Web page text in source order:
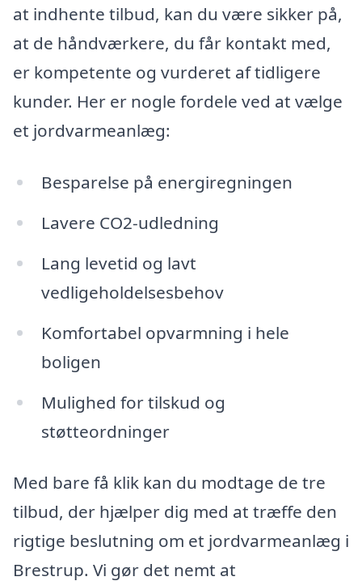
at indhente tilbud, kan du være sikker på,
at de håndværkere, du får kontakt med,
er kompetente og vurderet af tidligere
kunder. Her er nogle fordele ved at vælge
et jordvarmeanlæg:
Besparelse på energiregningen
Lavere CO2-udledning
Lang levetid og lavt
vedligeholdelsesbehov
Komfortabel opvarmning i hele
boligen
Mulighed for tilskud og
støtteordninger
Med bare få klik kan du modtage de tre
tilbud, der hjælper dig med at træffe den
rigtige beslutning om et jordvarmeanlæg i
Brestrup. Vi gør det nemt at